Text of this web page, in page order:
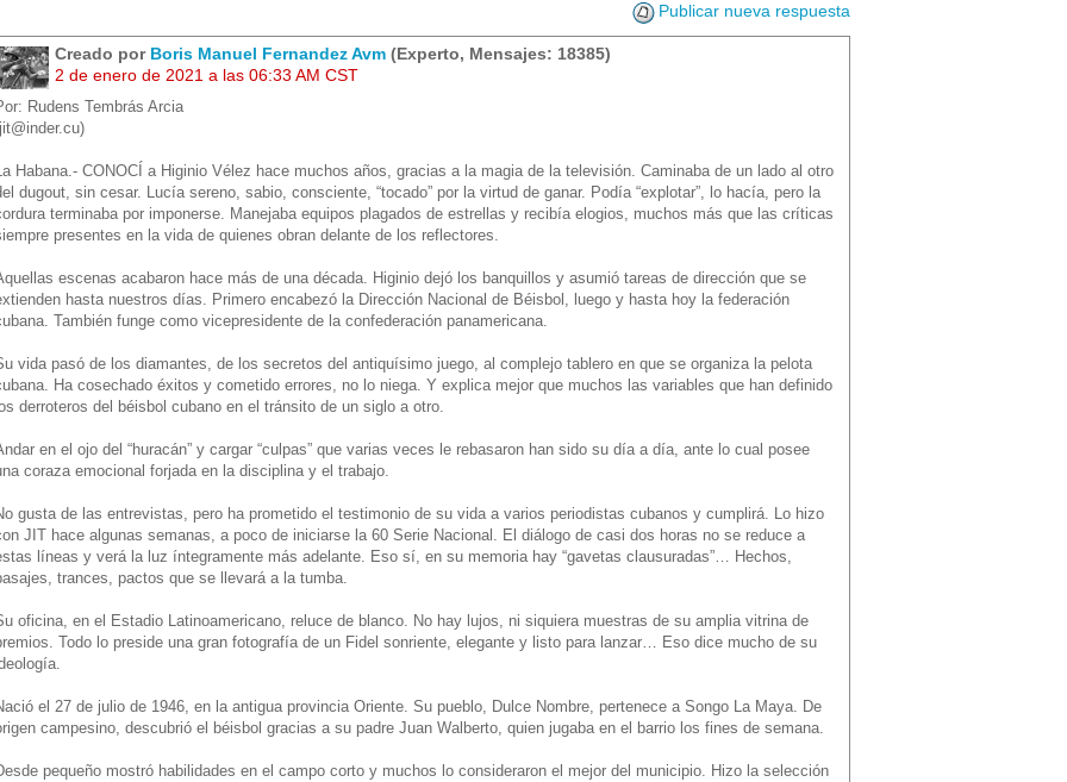
Publicar nueva respuesta
Creado por Boris Manuel Fernandez Avm (Experto, Mensajes: 18385)
2 de enero de 2021 a las 06:33 AM CST
Rudens Tembrás Arcia
Habana.- CONOCÍ a Higinio Vélez hace muchos años, gracias a la magia de la televisión. Caminaba de un lado al otro
dugout, sin cesar. Lucía sereno, sabio, consciente, “tocado” por la virtud de ganar. Podía “explotar”, lo hacía, pero la
terminaba por imponerse. Manejaba equipos plagados de estrellas y recibía elogios, muchos más que las críticas
presentes en la vida de quienes obran delante de los reflectores.
escenas acabaron hace más de una década. Higinio dejó los banquillos y asumió tareas de dirección que se
hasta nuestros días. Primero encabezó la Dirección Nacional de Béisbol, luego y hasta hoy la federación
También funge como vicepresidente de la confederación panamericana.
vida pasó de los diamantes, de los secretos del antiquísimo juego, al complejo tablero en que se organiza la pelota
Ha cosechado éxitos y cometido errores, no lo niega. Y explica mejor que muchos las variables que han definido
derroteros del béisbol cubano en el tránsito de un siglo a otro.
en el ojo del “huracán” y cargar “culpas” que varias veces le rebasaron han sido su día a día, ante lo cual posee
coraza emocional forjada en la disciplina y el trabajo.
gusta de las entrevistas, pero ha prometido el testimonio de su vida a varios periodistas cubanos y cumplirá. Lo hizo
JIT hace algunas semanas, a poco de iniciarse la 60 Serie Nacional. El diálogo de casi dos horas no se reduce a
líneas y verá la luz íntegramente más adelante. Eso sí, en su memoria hay “gavetas clausuradas”… Hechos,
trances, pactos que se llevará a la tumba.
oficina, en el Estadio Latinoamericano, reluce de blanco. No hay lujos, ni siquiera muestras de su amplia vitrina de
Todo lo preside una gran fotografía de un Fidel sonriente, elegante y listo para lanzar… Eso dice mucho de su
el 27 de julio de 1946, en la antigua provincia Oriente. Su pueblo, Dulce Nombre, pertenece a Songo La Maya. De
campesino, descubrió el béisbol gracias a su padre Juan Walberto, quien jugaba en el barrio los fines de semana.
pequeño mostró habilidades en el campo corto y muchos lo consideraron el mejor del municipio. Hizo la selección